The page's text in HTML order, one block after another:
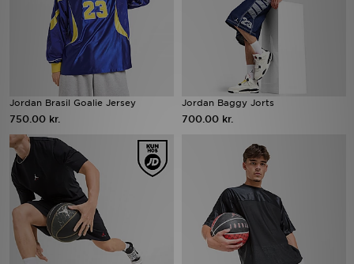
Jordan Brasil Goalie Jersey
750.00 kr.
Jordan Baggy Jorts
700.00 kr.